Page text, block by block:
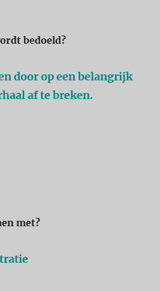
bedoeld?
door op een belangrijk
af te breken.
met?